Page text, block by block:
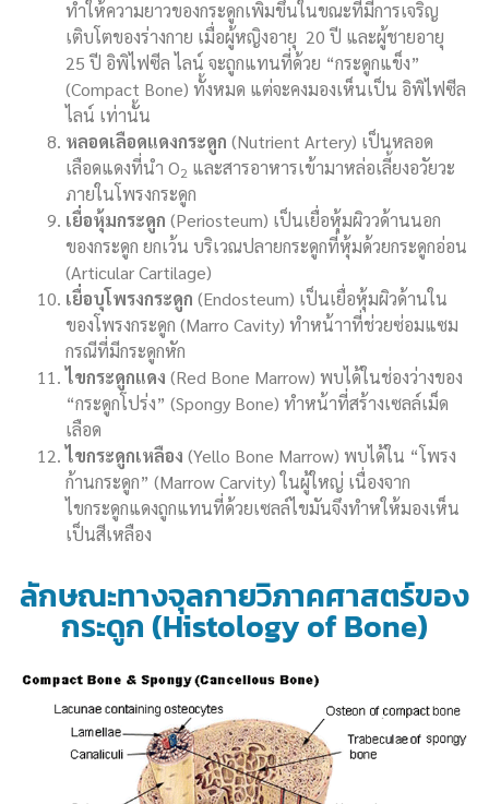
ทำให้ความยาวของกระดูกเพิ่มขึ้นในขณะที่มีการเจริญ
เติบโตของร่างกาย เมื่อผู้หญิงอายุ 20 ปี และผู้ชายอายุ
25 ปี อิพิไฟซีล ไลน์ จะถูกแทนที่ด้วย “กระดูกแข็ง”
(Compact Bone) ทั้งหมด แต่จะคงมองเห็นเป็น อิพิไฟซีล
ไลน์ เท่านั้น
หลอดเลือดแดงกระดูก (Nutrient Artery) เป็นหลอด
เลือดแดงที่นำ O2 และสารอาหารเข้ามาหล่อเลี้ยงอวัยวะ
ภายในโพรงกระดูก
เยื่อหุ้มกระดูก (Periosteum) เป็นเยื่อหุ้มผิววด้านนอก
ของกระดูก ยกเว้น บริเวณปลายกระดูกที่หุ้มด้วยกระดูกอ่อน
(Articular Cartilage)
เยื่อบุโพรงกระดูก (Endosteum) เป็นเยื่อหุ้มผิวด้านใน
ของโพรงกระดูก (Marro Cavity) ทำหน้าาที่ช่วยซ่อมแซม
กรณีที่มีกระดูกหัก
ไขกระดูกแดง (Red Bone Marrow) พบได้ในช่องว่างของ
“กระดูกโปร่ง” (Spongy Bone) ทำหน้าที่สร้างเซลล์เม็ด
เลือด
ไขกระดูกเหลือง (Yello Bone Marrow) พบได้ใน “โพรง
ก้านกระดูก” (Marrow Carvity) ในผู้ใหญ่ เนื่องจาก
ไขกระดูกแดงถูกแทนที่ด้วยเซลล์ไขมันจึงทำหให้มองเห็น
เป็นสีเหลือง
ลักษณะทางจุลกายวิภาคศาสตร์ของ
กระดูก (Histology of Bone)